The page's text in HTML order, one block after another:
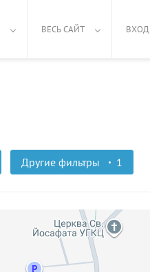
ВЕСЬ САЙТ ВХОД
Другие фильтры 1